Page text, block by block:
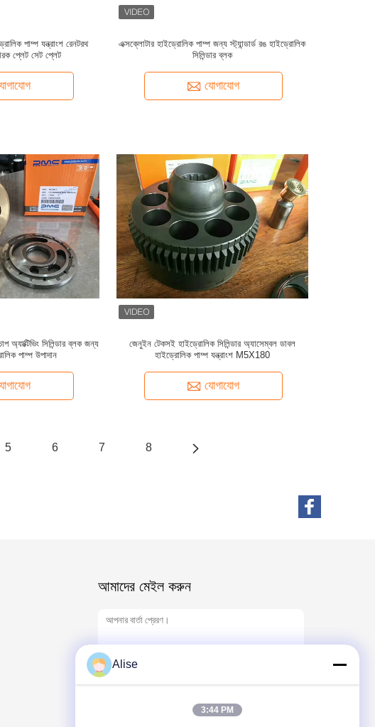
পাম্প যন্ত্রাংশ রেনটরথ
প্লেট সেট প্লেট
এক্সক্লোটার হাইড্রোলিক পাম্প জন্য স্ট্যান্ডার্ড রঙ হাইড্রোলিক
সিলিন্ডার ব্লক
যোগাযোগ
অ্যাক্টিভিং সিলিন্ডার ব্লক জন্য
পাম্প উপাদান
জেনুইন টেকসই হাইড্রোলিক সিলিন্ডার অ্যাসেম্বল ডাবল
হাইড্রোলিক পাম্প যন্ত্রাংশ M5X180
যোগাযোগ
5 6 7 8
আমাদের মেইল ​​করুন
Alise
3:44 PM